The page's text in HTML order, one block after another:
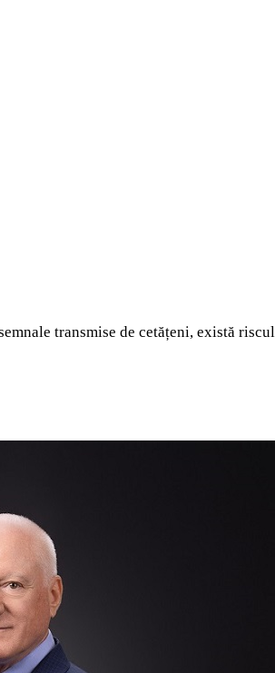
transmise de cetățeni, există